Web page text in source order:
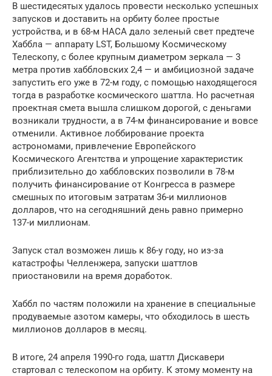
В шестидесятых удалось провести несколько успешных
запусков и доставить на орбиту более простые
устройства, и в 68-м НАСА дало зеленый свет предтече
Хаббла — аппарату LST, Большому Космическому
Телескопу, с более крупным диаметром зеркала — 3
метра против хаббловских 2,4 — и амбициозной задаче
запустить его уже в 72-м году, с помощью находящегося
тогда в разработке космического шаттла. Но расчетная
проектная смета вышла слишком дорогой, с деньгами
возникали трудности, а в 74-м финансирование и вовсе
отменили. Активное лоббирование проекта
астрономами, привлечение Европейского
Космического Агентства и упрощение характеристик
приблизительно до хаббловских позволили в 78-м
получить финансирование от Конгресса в размере
смешных по итоговым затратам 36-и миллионов
долларов, что на сегодняшний день равно примерно
137-и миллионам.
Запуск стал возможен лишь к 86-у году, но из-за
катастрофы Челленжера, запуски шаттлов
приостановили на время доработок.
Хаббл по частям положили на хранение в специальные
продуваемые азотом камеры, что обходилось в шесть
миллионов долларов в месяц.
В итоге, 24 апреля 1990-го года, шаттл Дискавери
стартовал с телескопом на орбиту. К этому моменту на